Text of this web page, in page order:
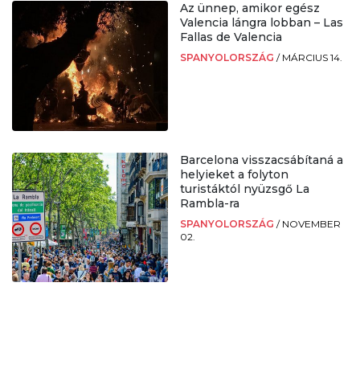
Az ünnep, amikor egész
Valencia lángra lobban – Las
Fallas de Valencia
SPANYOLORSZÁG / MÁRCIUS 14.
Barcelona visszacsábítaná a
helyieket a folyton
turistáktól nyüzsgő La
Rambla-ra
SPANYOLORSZÁG / NOVEMBER
02.